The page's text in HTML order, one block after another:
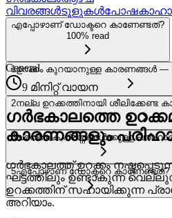
വിവരങ്ങൾടൂളുകൾ
എപ്പോഴാണ് ഡോക്ടറെ കാണേണ്ടത്?
100% read
1ഉറക്കം കുറയാനുള്ള കാരണങ്ങൾ —
2നല്ല ഉറക്കത്തിനായി ശീലിക്കേണ്ട
3പ്രത്യേക പ്രശ്നങ്ങൾക്കുള്ള
5എപ്പോഴാണ് ഡോക്ടറെ കാണേണ്ടത്?
General
9 മിനിറ്റ് വായന
ഗർഭകാലത്തെ
കാരണങ്ങളും
ഗർഭകാലത്ത് ഉറക്കം
ഘട്ടത്തിലും ഉണ്ടാകുന്ന
ഉറക്കത്തിന് സഹായിക്കുന്ന
അറിയാം.